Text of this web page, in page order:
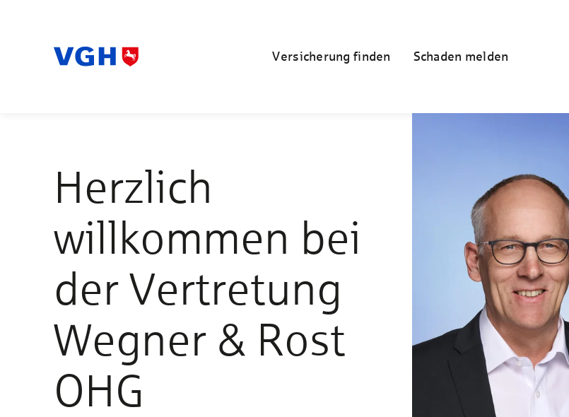
Versicherung finden Schaden melden
Herzlich
willkommen bei
der Vertretung
Wegner & Rost
OHG